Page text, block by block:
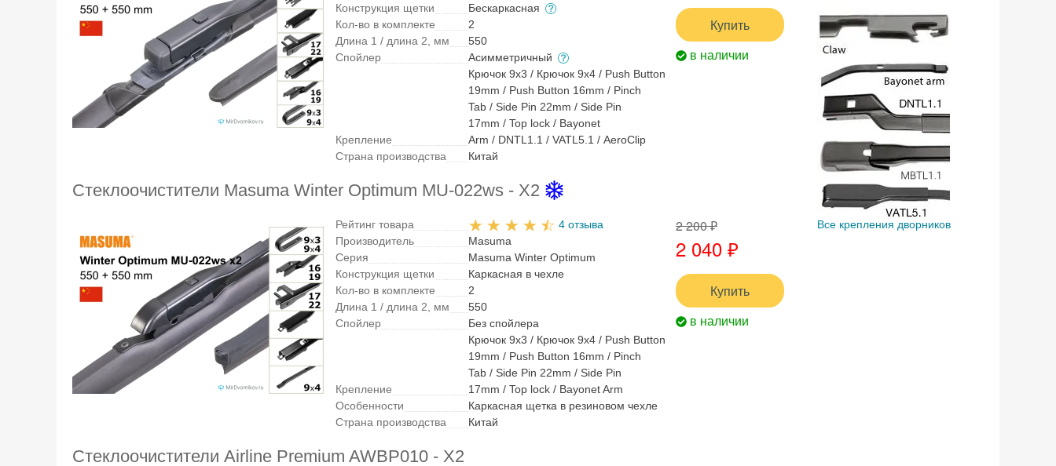
Конструкция щетки
Бескаркасная
Кол-во в комплекте
2
Длина 1 / длина 2, мм
550
Спойлер
Асимметричный
Крепление
Крючок 9x3 / Крючок 9x4 / Push Button
19mm / Push Button 16mm / Pinch
Tab / Side Pin 22mm / Side Pin
17mm / Top lock / Bayonet
Arm / DNTL1.1 / VATL5.1 / AeroClip
Страна производства
Китай
Купить
в наличии
Стеклоочистители Masuma Winter Optimum MU-022ws - X2
Рейтинг товара
4 отзыва
Производитель
Masuma
Серия
Masuma Winter Optimum
Конструкция щетки
Каркасная в чехле
Кол-во в комплекте
2
Длина 1 / длина 2, мм
550
Спойлер
Без спойлера
Крепление
Крючок 9x3 / Крючок 9x4 / Push Button
19mm / Push Button 16mm / Pinch
Tab / Side Pin 22mm / Side Pin
17mm / Top lock / Bayonet Arm
Особенности
Каркасная щетка в резиновом чехле
Страна производства
Китай
2 200 ₽
2 040 ₽
Купить
в наличии
Стеклоочистители Airline Premium AWBP010 - X2
Все крепления дворников